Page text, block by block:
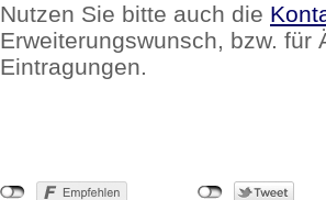
Nutzen Sie bitte auch die
Erweiterungswunsch, bzw. für
Eintragungen.